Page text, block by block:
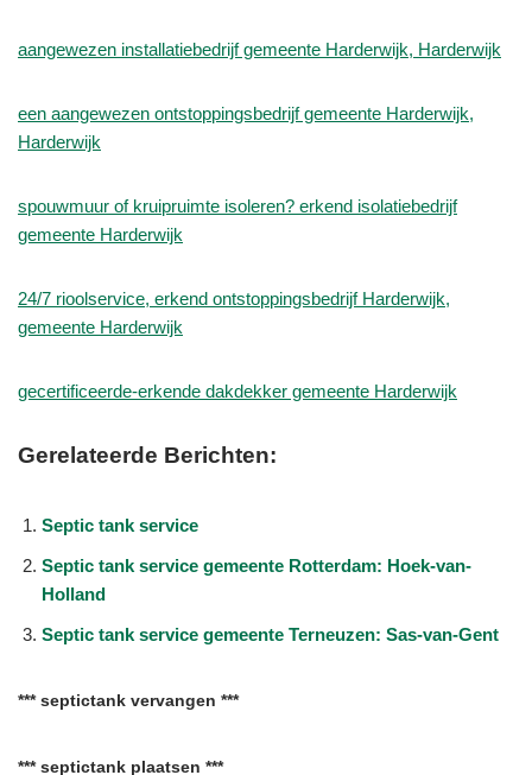
aangewezen installatiebedrijf gemeente Harderwijk, Harderwijk
een aangewezen ontstoppingsbedrijf gemeente Harderwijk,
Harderwijk
spouwmuur of kruipruimte isoleren? erkend isolatiebedrijf
gemeente Harderwijk
24/7 rioolservice, erkend ontstoppingsbedrijf Harderwijk,
gemeente Harderwijk
gecertificeerde-erkende dakdekker gemeente Harderwijk
Gerelateerde Berichten:
Septic tank service
Septic tank service gemeente Rotterdam: Hoek-van-
Holland
Septic tank service gemeente Terneuzen: Sas-van-Gent
*** septictank vervangen ***
*** septictank plaatsen ***